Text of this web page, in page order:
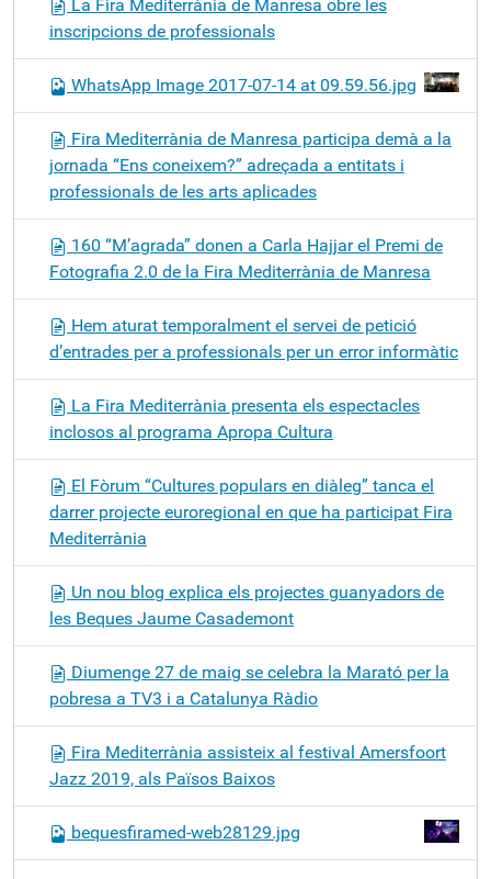
La Fira Mediterrània de Manresa obre les
inscripcions de professionals
WhatsApp Image 2017-07-14 at 09.59.56.jpg
Fira Mediterrània de Manresa participa demà a la
jornada “Ens coneixem?” adreçada a entitats i
professionals de les arts aplicades
160 “M’agrada” donen a Carla Hajjar el Premi de
Fotografia 2.0 de la Fira Mediterrània de Manresa
Hem aturat temporalment el servei de petició
d’entrades per a professionals per un error informàtic
La Fira Mediterrània presenta els espectacles
inclosos al programa Apropa Cultura
El Fòrum “Cultures populars en diàleg” tanca el
darrer projecte euroregional en que ha participat Fira
Mediterrània
Un nou blog explica els projectes guanyadors de
les Beques Jaume Casademont
Diumenge 27 de maig se celebra la Marató per la
pobresa a TV3 i a Catalunya Ràdio
Fira Mediterrània assisteix al festival Amersfoort
Jazz 2019, als Països Baixos
bequesfiramed-web28129.jpg